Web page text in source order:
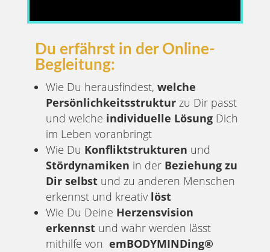
Du erfährst in der Online-
Begleitung:
Wie Du herausfindest, welche
Persönlichkeitsstrukturzu Dir passt
und welche individuelle LösungDich
im Leben voranbringt
Wie Du Konfliktstrukturen und
Stördynamiken in der Beziehung zu
Dir selbstund zu anderen Menschen
erkennst und kreativ löst
Wie Du Deine Herzensvision
erkennstund wahr werden lässt
mithilfe von emBODYMINDing®